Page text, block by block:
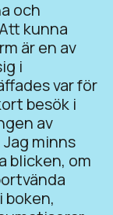
och
kunna
är en av
i
var för
besök i
av
Jag minns
blicken, om